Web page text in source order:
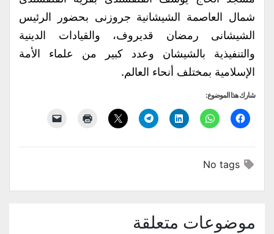
شمال العاصمة الشيشانية جروزنى بحضور الرئيس
الشيشانى رمضان قديروف، والقيادات الدينية
والتنفيذية بالشيشان وعدد كبير من علماء الأمة
الإسلامية بمختلف أنحاء العالم.
شارك هذا الموضوع:
موضوعات متعلقة